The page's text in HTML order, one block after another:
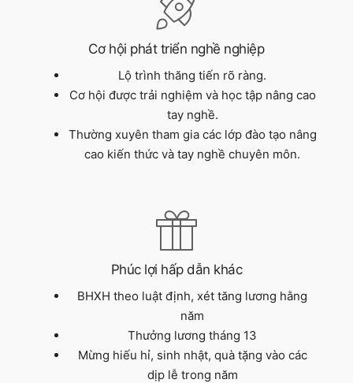
Cơ hội phát triển nghề nghiệp
Lộ trình thăng tiến rõ ràng.
Cơ hội được trải nghiệm và học tập nâng cao
tay nghề.
Thường xuyên tham gia các lớp đào tạo nâng
cao kiến thức và tay nghề chuyên môn.
Phúc lợi hấp dẫn khác
BHXH theo luật định, xét tăng lương hằng
năm
Thưởng lương tháng 13
Mừng hiếu hỉ, sinh nhật, quà tặng vào các
dịp lễ trong năm